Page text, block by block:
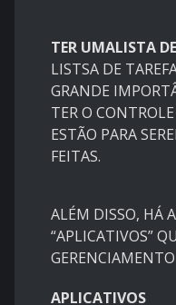
TER UMALISTA
LISTSA DE
GRANDE
TER O
ESTÃO PARA
FEITAS.
ALÉM DISSO, HÁ
“APLICATIVOS”
APLICATIVOS